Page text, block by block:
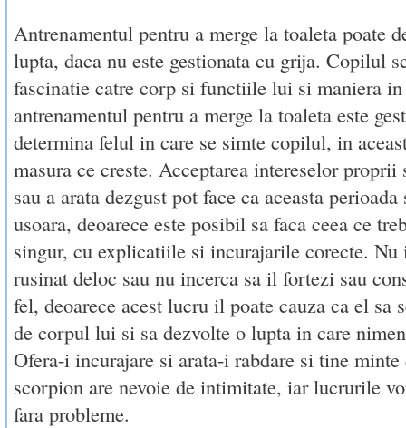
Antrenamentul pentru a merge la toaleta poate
lupta, daca nu este gestionata cu grija. Copilul
fascinatie catre corp si functiile lui si maniera in
antrenamentul pentru a merge la toaleta este
determina felul in care se simte copilul, in
masura ce creste. Acceptarea intereselor
sau a arata dezgust pot face ca aceasta
usoara, deoarece este posibil sa faca ceea ce
singur, cu explicatiile si incurajarile corecte. Nu
rusinat deloc sau nu incerca sa il fortezi sau
fel, deoarece acest lucru il poate cauza ca el sa
de corpul lui si sa dezvolte o lupta in care
Ofera-i incurajare si arata-i rabdare si tine
scorpion are nevoie de intimitate, iar lucrurile
fara probleme.